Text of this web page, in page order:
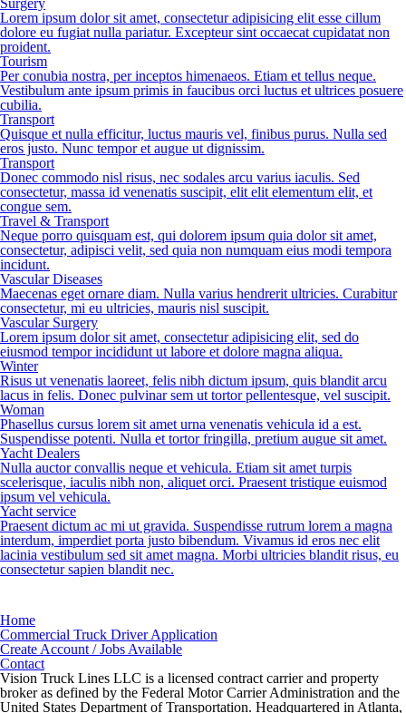
Surgery
Lorem ipsum dolor sit amet, consectetur adipisicing elit esse cillum
dolore eu fugiat nulla pariatur. Excepteur sint occaecat cupidatat non
proident.
Tourism
Per conubia nostra, per inceptos himenaeos. Etiam et tellus neque.
Vestibulum ante ipsum primis in faucibus orci luctus et ultrices posuere
cubilia.
Transport
Quisque et nulla efficitur, luctus mauris vel, finibus purus. Nulla sed
eros justo. Nunc tempor et augue ut dignissim.
Transport
Donec commodo nisl risus, nec sodales arcu varius iaculis. Sed
consectetur, massa id venenatis suscipit, elit elit elementum elit, et
congue sem.
Travel & Transport
Neque porro quisquam est, qui dolorem ipsum quia dolor sit amet,
consectetur, adipisci velit, sed quia non numquam eius modi tempora
incidunt.
Vascular Diseases
Maecenas eget ornare diam. Nulla varius hendrerit ultricies. Curabitur
consectetur, mi eu ultricies, mauris nisl suscipit.
Vascular Surgery
Lorem ipsum dolor sit amet, consectetur adipisicing elit, sed do
eiusmod tempor incididunt ut labore et dolore magna aliqua.
Winter
Risus ut venenatis laoreet, felis nibh dictum ipsum, quis blandit arcu
lacus in felis. Donec pulvinar sem ut tortor pellentesque, vel suscipit.
Woman
Phasellus cursus lorem sit amet urna venenatis vehicula id a est.
Suspendisse potenti. Nulla et tortor fringilla, pretium augue sit amet.
Yacht Dealers
Nulla auctor convallis neque et vehicula. Etiam sit amet turpis
scelerisque, iaculis nibh non, aliquet orci. Praesent tristique euismod
ipsum vel vehicula.
Yacht service
Praesent dictum ac mi ut gravida. Suspendisse rutrum lorem a magna
interdum, imperdiet porta justo bibendum. Vivamus id eros nec elit
lacinia vestibulum sed sit amet magna. Morbi ultricies blandit risus, eu
consectetur sapien blandit nec.
Home
Commercial Truck Driver Application
Create Account / Jobs Available
Contact
Vision Truck Lines LLC is a licensed contract carrier and property
broker as defined by the Federal Motor Carrier Administration and the
United States Department of Transportation. Headquartered in Atlanta,